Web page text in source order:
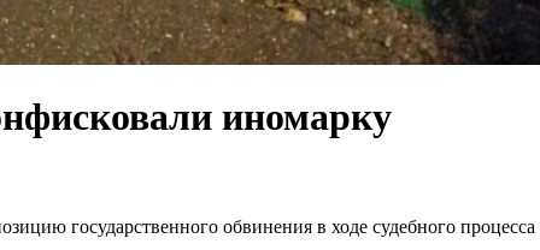
иномарку
государственного обвинения в ходе судебного